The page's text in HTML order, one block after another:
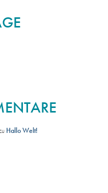
Hallo Welt!